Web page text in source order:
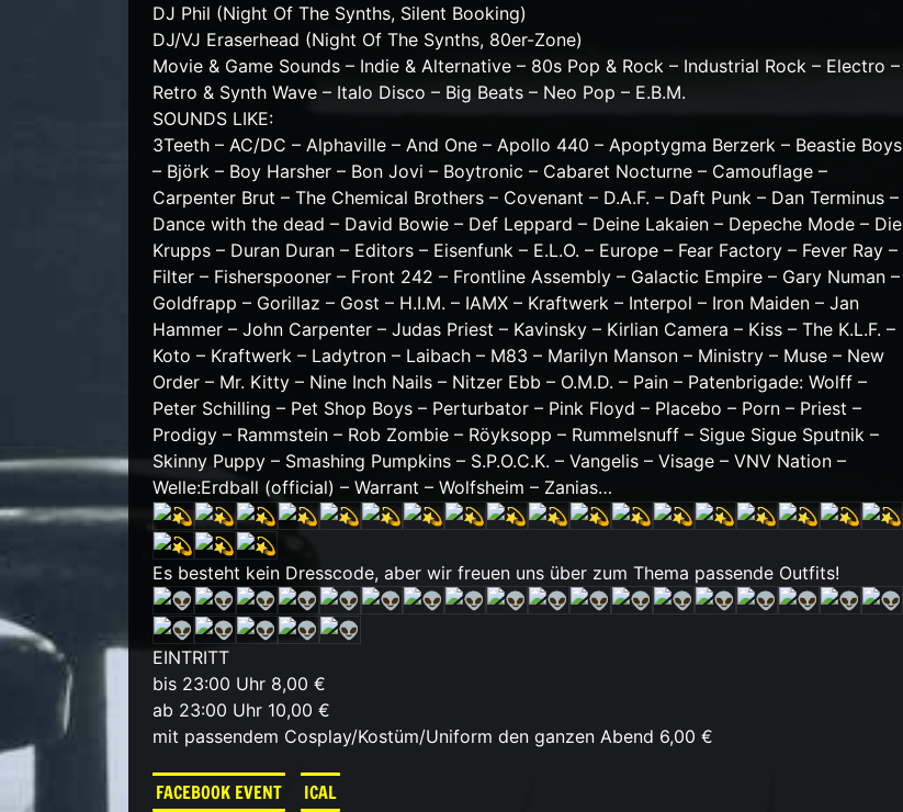
DJ Phil (Night Of The Synths, Silent Booking)
DJ/VJ Eraserhead (Night Of The Synths, 80er-Zone)
Movie & Game Sounds – Indie & Alternative – 80s Pop & Rock – Industrial Rock – Electro –
Retro & Synth Wave – Italo Disco – Big Beats – Neo Pop – E.B.M.
SOUNDS LIKE:
3Teeth – AC/DC – Alphaville – And One – Apollo 440 – Apoptygma Berzerk – Beastie Boys
– Björk – Boy Harsher – Bon Jovi – Boytronic – Cabaret Nocturne – Camouflage –
Carpenter Brut – The Chemical Brothers – Covenant – D.A.F. – Daft Punk – Dan Terminus –
Dance with the dead – David Bowie – Def Leppard – Deine Lakaien – Depeche Mode – Die
Krupps – Duran Duran – Editors – Eisenfunk – E.L.O. – Europe – Fear Factory – Fever Ray –
Filter – Fisherspooner – Front 242 – Frontline Assembly – Galactic Empire – Gary Numan –
Goldfrapp – Gorillaz – Gost – H.I.M. – IAMX – Kraftwerk – Interpol – Iron Maiden – Jan
Hammer – John Carpenter – Judas Priest – Kavinsky – Kirlian Camera – Kiss – The K.L.F. –
Koto – Kraftwerk – Ladytron – Laibach – M83 – Marilyn Manson – Ministry – Muse – New
Order – Mr. Kitty – Nine Inch Nails – Nitzer Ebb – O.M.D. – Pain – Patenbrigade: Wolff –
Peter Schilling – Pet Shop Boys – Perturbator – Pink Floyd – Placebo – Porn – Priest –
Prodigy – Rammstein – Rob Zombie – Röyksopp – Rummelsnuff – Sigue Sigue Sputnik –
Skinny Puppy – Smashing Pumpkins – S.P.O.C.K. – Vangelis – Visage – VNV Nation –
Welle:Erdball (official) – Warrant – Wolfsheim – Zanias…
Es besteht kein Dresscode, aber wir freuen uns über zum Thema passende Outfits!
EINTRITT
bis 23:00 Uhr 8,00 €
ab 23:00 Uhr 10,00 €
mit passendem Cosplay/Kostüm/Uniform den ganzen Abend 6,00 €
FACEBOOK EVENT ICAL